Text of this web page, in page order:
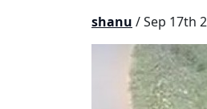
shanu / Sep 17th